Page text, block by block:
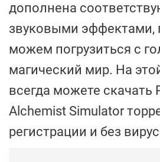
дополнена
звуковыми эффектами,
можем погрузиться с
магический мир. На
всегда можете скачать
Alchemist Simulator
регистрации и без